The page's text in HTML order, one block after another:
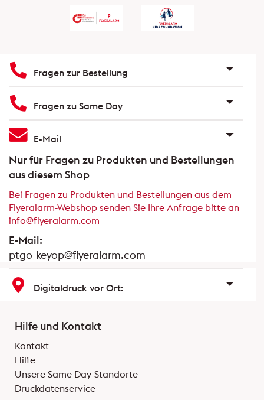
Fragen zur Bestellung
Fragen zu Same Day
E-Mail
Nur für Fragen zu Produkten und Bestellungen
aus diesem Shop
Bei Fragen zu Produkten und Bestellungen aus dem
Flyeralarm-Webshop senden Sie Ihre Anfrage bitte an
info@flyeralarm.com
E-Mail:
ptgo-keyop@flyeralarm.com
Digitaldruck vor Ort:
Hilfe und Kontakt
Kontakt
Hilfe
Unsere Same Day-Standorte
Druckdatenservice